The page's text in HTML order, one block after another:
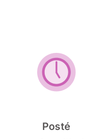
Posté